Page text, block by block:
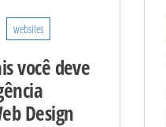
websites
você deve
Design